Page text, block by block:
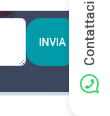
INVIA Contattaci